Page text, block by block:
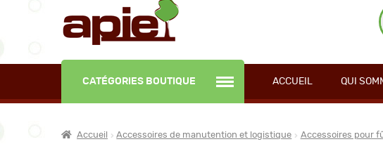
CATÉGORIES BOUTIQUE ACCUEIL QUI
Accueil Accessoires de manutention et logistique Accessoires pour